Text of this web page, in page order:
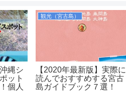
縄シ
ット
個人
観光（宮古島）
【2020年最新版】実際に
読んでおすすめする宮古
島ガイドブック７選！